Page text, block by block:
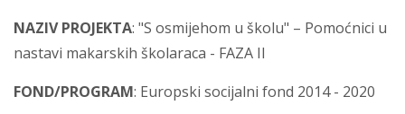
NAZIV PROJEKTA: "S osmijehom u školu" – Pomoćnici u
nastavi makarskih školaraca - FAZA II
FOND/PROGRAM: Europski socijalni fond 2014 - 2020